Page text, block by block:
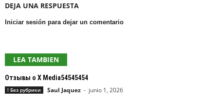
DEJA UNA RESPUESTA
Iniciar sesión para dejar un comentario
LEA TAMBIEN
Отзывы о X Media54545454
! Без рубрики Saul Jaquez - junio 1, 2026